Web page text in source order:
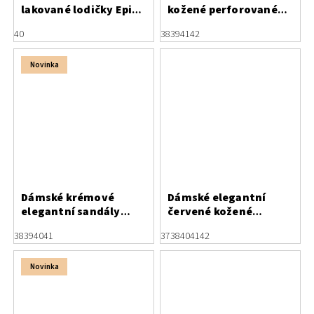
lakované lodičky Epica
40
kožené perforované
38394142
Novinka
Dámské krémové
elegantní sandály
38394041
Dámské elegantní
červené kožené
patou Letizia
3738404142
Novinka